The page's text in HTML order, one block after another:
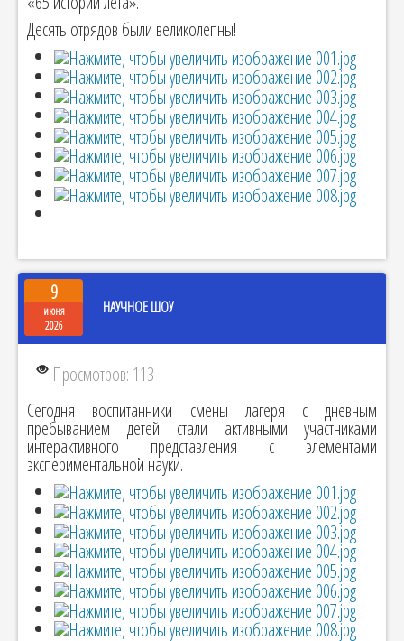
Десять отрядов были великолепны!
9
июня
2026
НАУЧНОЕ ШОУ
Просмотров: 113
Сегодня воспитанники смены лагеря с дневным
пребыванием детей стали активными участниками
интерактивного представления с элементами
экспериментальной науки.